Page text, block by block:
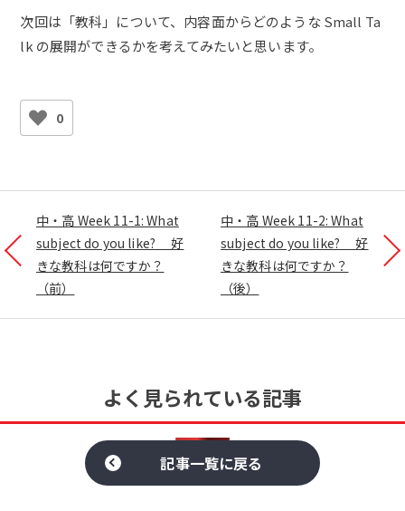
次回は「教科」について、内容面からどのような Small Ta
lk の展開ができるかを考えてみたいと思います。
0
中・高 Week 11-1: What
subject do you like? 好
きな教科は何ですか？
（前）
中・高 Week 11-2: What
subject do you like? 好
きな教科は何ですか？
（後）
よく見られている記事
記事一覧に戻る